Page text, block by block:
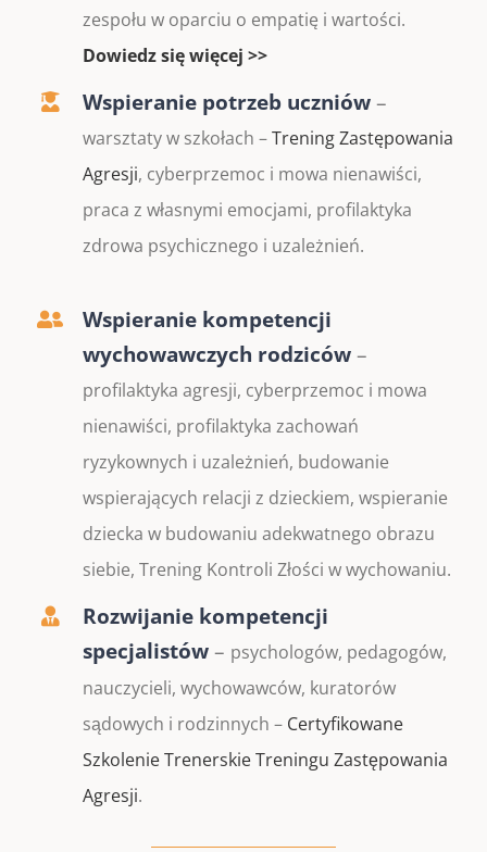
zespołu w oparciu o empatię i wartości.
Dowiedz się więcej >>
Wspieranie potrzeb uczniów–
warsztaty w szkołach –Trening Zastępowania
Agresji, cyberprzemoc i mowa nienawiści,
praca z własnymi emocjami, profilaktyka
zdrowa psychicznego i uzależnień.
Wspieranie kompetencji
wychowawczych rodziców–
profilaktyka agresji, cyberprzemoc i mowa
nienawiści, profilaktyka zachowań
ryzykownych i uzależnień, budowanie
wspierających relacji z dzieckiem, wspieranie
dziecka w budowaniu adekwatnego obrazu
siebie, Trening Kontroli Złości w wychowaniu.
Rozwijanie kompetencji
specjalistów– psychologów, pedagogów,
nauczycieli, wychowawców, kuratorów
sądowych i rodzinnych – Certyfikowane
Szkolenie Trenerskie Treningu Zastępowania
Agresji.